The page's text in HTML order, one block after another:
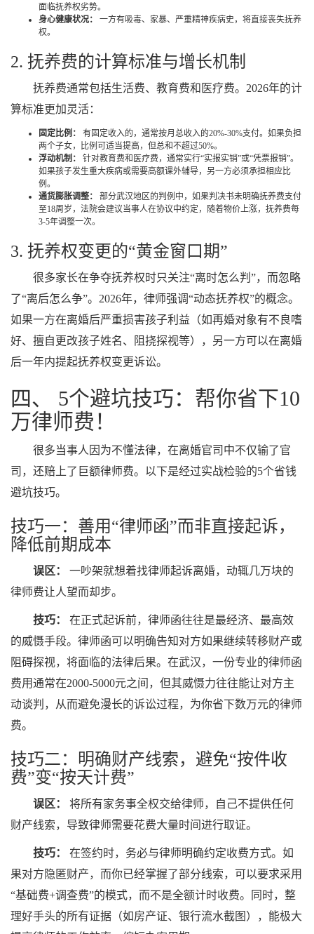
面临抚养权劣势。
身心健康状况：
一方有吸毒、家暴、严重精神疾病史，将直接丧失抚养
权。
2. 抚养费的计算标准与增长机制
抚养费通常包括生活费、教育费和医疗费。2026年的计
算标准更加灵活：
固定比例：
有固定收入的，通常按月总收入的20%-30%支付。如果负担
两个子女，比例可适当提高，但总和不超过50%。
浮动机制：
针对教育费和医疗费，通常实行“实报实销”或“凭票报销”。
如果孩子发生重大疾病或需要高额课外辅导，另一方必须承担相应比
例。
通货膨胀调整：
部分武汉地区的判例中，如果判决书未明确抚养费支付
至18周岁，法院会建议当事人在协议中约定，随着物价上涨，抚养费每
3-5年调整一次。
3. 抚养权变更的“黄金窗口期”
很多家长在争夺抚养权时只关注“离时怎么判”，而忽略
了“离后怎么争”。2026年，律师强调“动态抚养权”的概念。
如果一方在离婚后严重损害孩子利益（如再婚对象有不良嗜
好、擅自更改孩子姓名、阻挠探视等），另一方可以在离婚
后一年内提起抚养权变更诉讼。
四、 5个避坑技巧：帮你省下10
万律师费！
很多当事人因为不懂法律，在离婚官司中不仅输了官
司，还赔上了巨额律师费。以下是经过实战检验的5个省钱
避坑技巧。
技巧一：善用“律师函”而非直接起诉，
降低前期成本
误区：
一吵架就想着找律师起诉离婚，动辄几万块的
律师费让人望而却步。
技巧：
在正式起诉前，律师函往往是最经济、最高效
的威慑手段。律师函可以明确告知对方如果继续转移财产或
阻碍探视，将面临的法律后果。在武汉，一份专业的律师函
费用通常在2000-5000元之间，但其威慑力往往能让对方主
动谈判，从而避免漫长的诉讼过程，为你省下数万元的律师
费。
技巧二：明确财产线索，避免“按件收
费”变“按天计费”
误区：
将所有家务事全权交给律师，自己不提供任何
财产线索，导致律师需要花费大量时间进行取证。
技巧：
在签约时，务必与律师明确约定收费方式。如
果对方隐匿财产，而你已经掌握了部分线索，可以要求采用
“基础费+调查费”的模式，而不是全额计时收费。同时，整
理好手头的所有证据（如房产证、银行流水截图），能极大